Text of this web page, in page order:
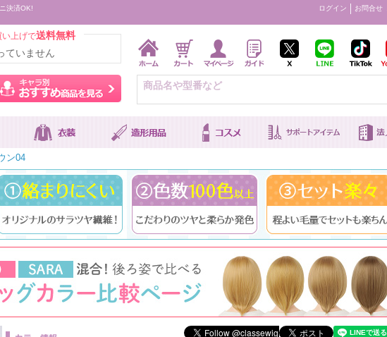
決済OK! ログイン お問合せ
い上げで送料無料
ていません
ッグをカラーから探す キャラ別おすすめ商品を見る
ン04